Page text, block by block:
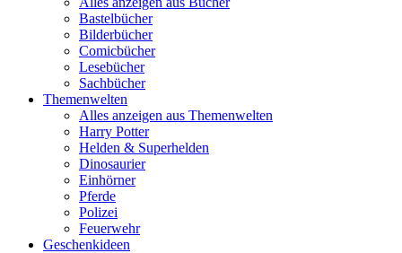
Bastelbücher
Bilderbücher
Comicbücher
Lesebücher
Sachbücher
Themenwelten
Alles anzeigen aus Themenwelten
Harry Potter
Helden & Superhelden
Dinosaurier
Einhörner
Pferde
Polizei
Feuerwehr
Geschenkideen